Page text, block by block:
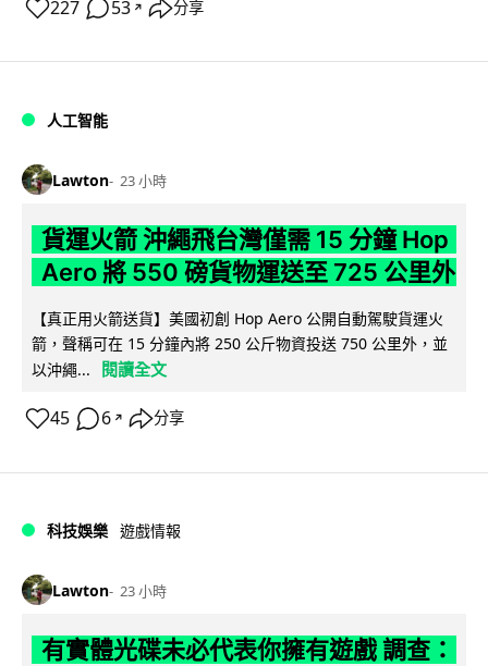
227 53 ↗ 分享
人工智能
Lawton 23 小時
貨運火箭 沖繩飛台灣僅需 15 分鐘 Hop
Aero 將 550 磅貨物運送至 725 公里外
【真正用火箭送貨】美國初創 Hop Aero 公開自動駕駛貨運火
箭，聲稱可在 15 分鐘內將 250 公斤物資投送 750 公里外，並
以沖繩...
閱讀全文
45 6 ↗ 分享
科技娛樂 遊戲情報
Lawton 23 小時
有實體光碟未必代表你擁有遊戲 調查：